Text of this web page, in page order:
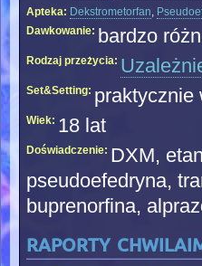
Apteka: Dekstrometorfan,
Dawkowanie: bardzo
Rodzaj przeżycia:
Set&Setting: praktycznie
Wiek: 18 lat
Doświadczenie: DXM,
pseudoefedryna,
buprenorfina,
raporty